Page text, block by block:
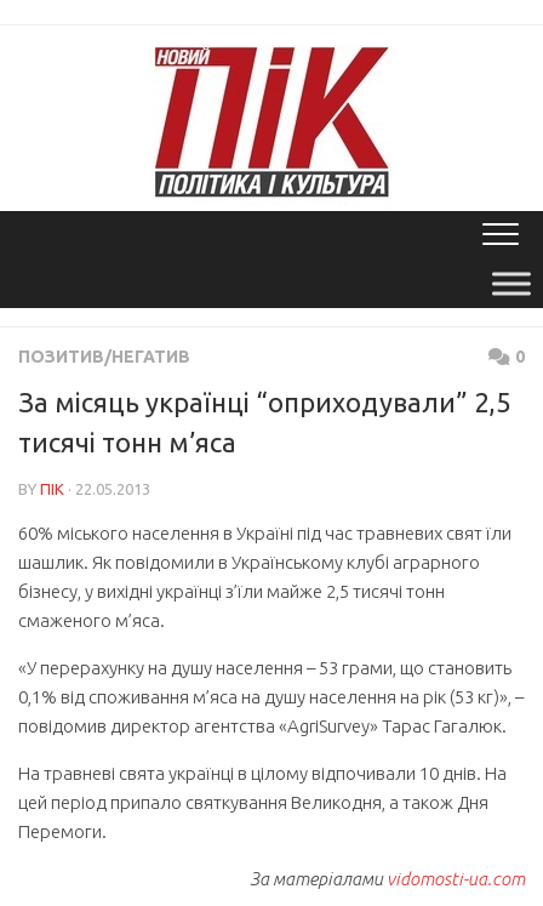
ПОЗИТИВ/НЕГАТИВ 0
За місяць українці “оприходували” 2,5
тисячі тонн м’яса
BY ПІК · 22.05.2013
60% міського населення в Україні під час травневих свят їли
шашлик. Як повідомили в Українському клубі аграрного
бізнесу, у вихідні українці з’їли майже 2,5 тисячі тонн
смаженого м’яса.
«У перерахунку на душу населення – 53 грами, що становить
0,1% від споживання м’яса на душу населення на рік (53 кг)», –
повідомив директор агентства «AgriSurvey» Тарас Гагалюк.
На травневі свята українці в цілому відпочивали 10 днів. На
цей період припало святкування Великодня, а також Дня
Перемоги.
За матеріалами vidomosti-ua.com